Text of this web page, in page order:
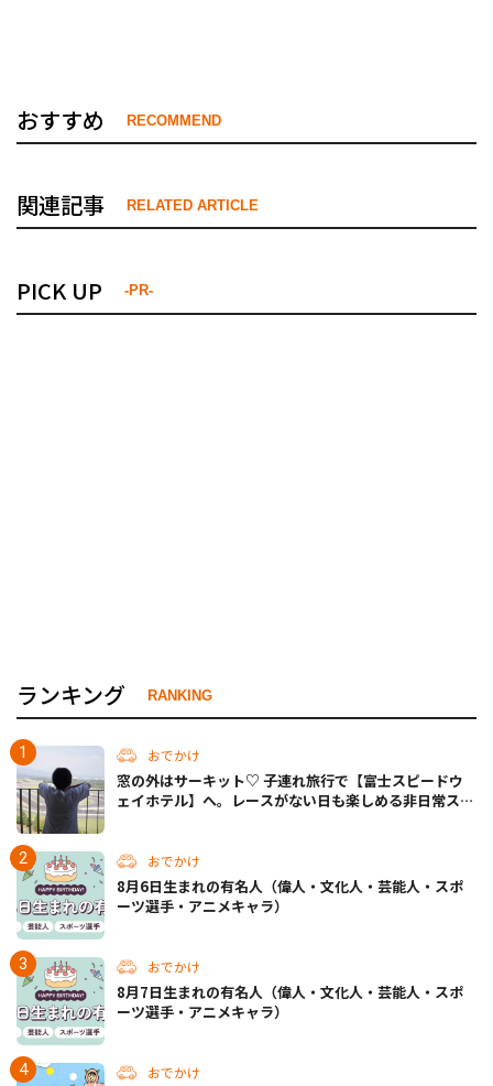
おすすめ RECOMMEND
関連記事 RELATED ARTICLE
PICK UP -PR-
ランキング RANKING
おでかけ
窓の外はサーキット♡ 子連れ旅行で【富士スピードウ
ェイホテル】へ。レースがない日も楽しめる非日常ステ
おでかけ
8月6日生まれの有名人（偉人・文化人・芸能人・スポ
ーツ選手・アニメキャラ）
おでかけ
8月7日生まれの有名人（偉人・文化人・芸能人・スポ
ーツ選手・アニメキャラ）
おでかけ